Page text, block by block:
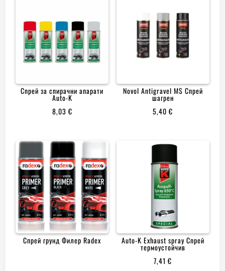
Спрей за спирачни апарати
Auto-K
8,03€
Novol Antigravel MS Спрей
шагрен
5,40€
Спрей грунд Филер Radex Auto-K Exhaust spray Спрей
термоустойчив
7,41€